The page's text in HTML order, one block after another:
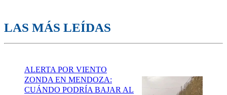
LAS MÁS LEÍDAS
ALERTA POR VIENTO
ZONDA EN MENDOZA:
CUÁNDO PODRÍA BAJAR AL